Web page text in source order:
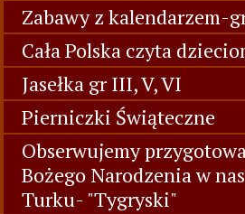
Zabawy z kalendarzem-
Cała Polska czyta
Jasełka gr III, V, VI
Pierniczki Świąteczne
Obserwujemy
Bożego Narodzenia w
Turku- "Tygryski"